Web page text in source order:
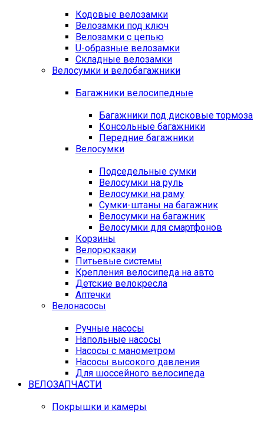
Кодовые велозамки
Велозамки под ключ
Велозамки с цепью
U-образные велозамки
Складные велозамки
Велосумки и велобагажники
Багажники велосипедные
Багажники под дисковые тормоза
Консольные багажники
Передние багажники
Велосумки
Подседельные сумки
Велосумки на руль
Велосумки на раму
Сумки-штаны на багажник
Велосумки на багажник
Велосумки для смартфонов
Корзины
Велорюкзаки
Питьевые системы
Крепления велосипеда на авто
Детские велокресла
Аптечки
Велонасосы
Ручные насосы
Напольные насосы
Насосы с манометром
Насосы высокого давления
Для шоссейного велосипеда
ВЕЛОЗАПЧАСТИ
Покрышки и камеры